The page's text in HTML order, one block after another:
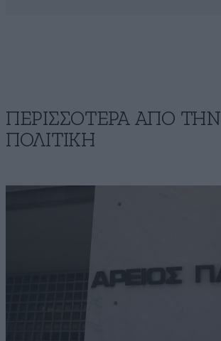
ΠΕΡΙΣΣΟΤΕΡΑ ΑΠΟ ΤΗΝ
ΠΟΛΙΤΙΚΗ